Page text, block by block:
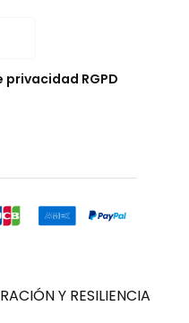
RGPD
Y RESILIENCIA